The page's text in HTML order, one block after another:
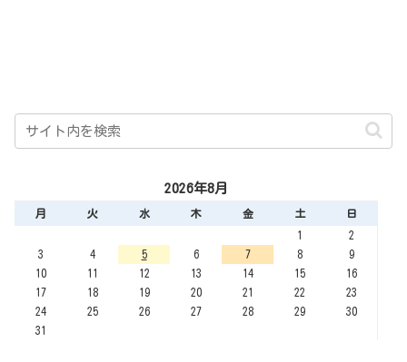
2026年8月
月 火 水 木 金 土
日
1
2
3
4 5 6 7 8
9
10
11 12 13 14 15
16
17
18 19 20 21 22
23
24
25 26 27 28 29
30
31